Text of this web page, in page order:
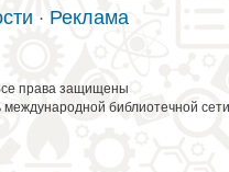
· Реклама
права защищены
международной библиотечной